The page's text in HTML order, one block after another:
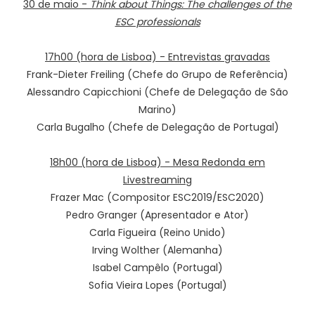
30 de maio - Think about Things: The challenges of the
ESC professionals
17h00 (hora de Lisboa) - Entrevistas gravadas
Frank-Dieter Freiling (Chefe do Grupo de Referência)
Alessandro Capicchioni (Chefe de Delegação de São
Marino)
Carla Bugalho (Chefe de Delegação de Portugal)
18h00 (hora de Lisboa) - Mesa Redonda em
Livestreaming
Frazer Mac (Compositor ESC2019/ESC2020)
Pedro Granger (Apresentador e Ator)
Carla Figueira (Reino Unido)
Irving Wolther (Alemanha)
Isabel Campêlo (Portugal)
Sofia Vieira Lopes (Portugal)